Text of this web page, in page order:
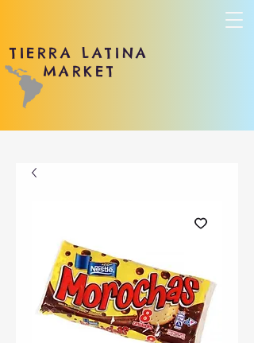
TIERRA LATINA
MARKET